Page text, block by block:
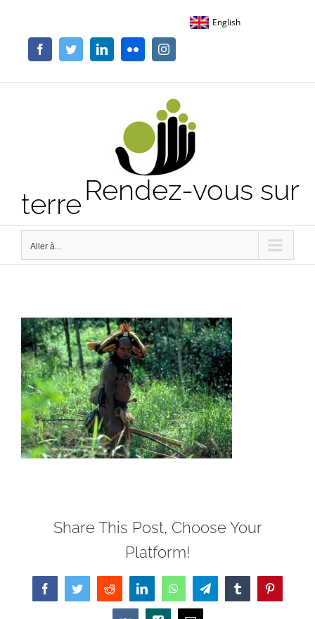
contenu
English
FacebookTwitterLinkedInFlickr Instagram
Rendez-vous sur
terre
Aller à...
Share This Post, Choose Your
Platform!
FacebookTwitterReddit LinkedInWhatsAppTelegramTumblrPinterest